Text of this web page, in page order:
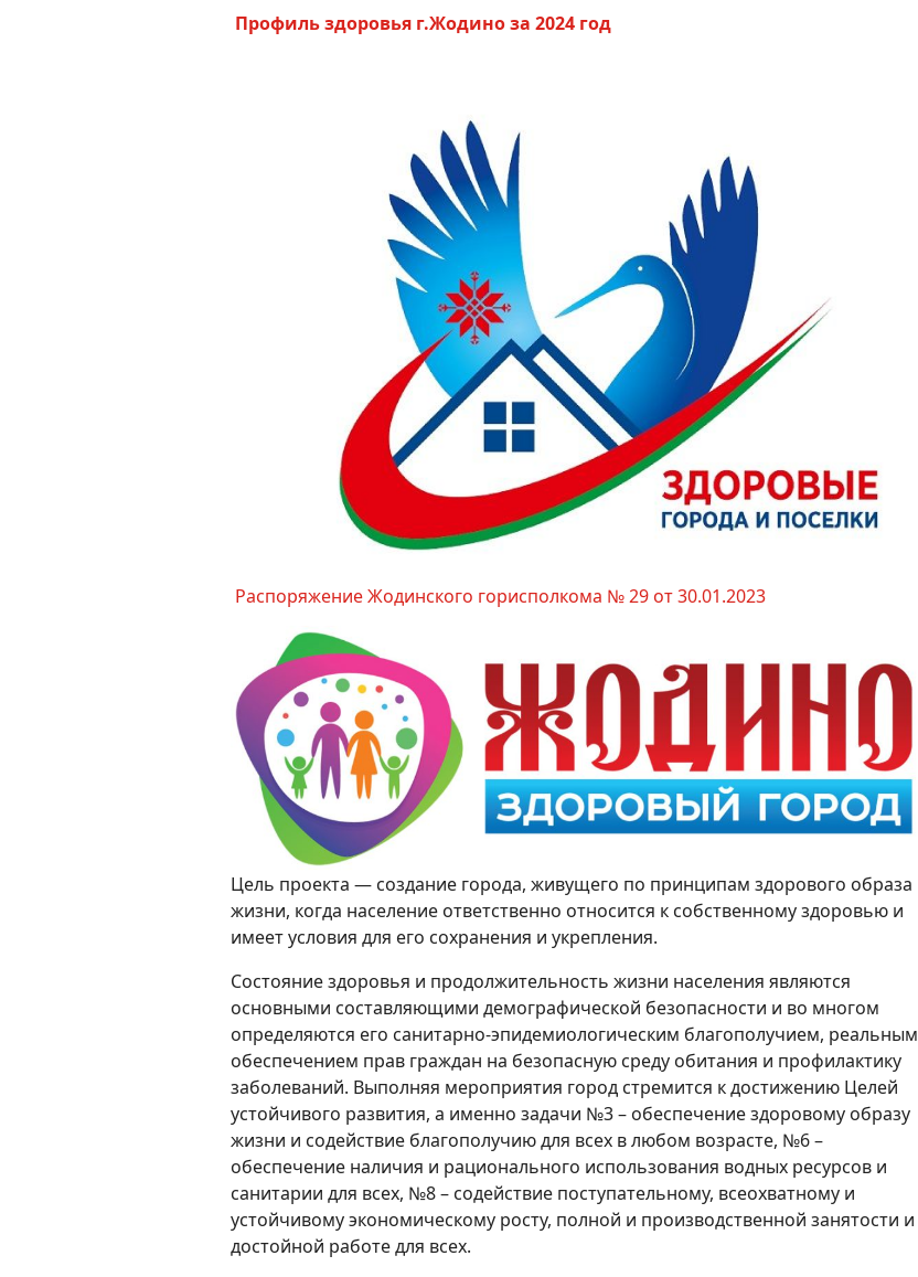
Профиль здоровья г.Жодино за 2024 год
Распоряжение Жодинского горисполкома № 29 от 30.01.2023
Цель проекта — создание города, живущего по принципам здорового образа
жизни, когда население ответственно относится к собственному здоровью и
имеет условия для его сохранения и укрепления.
Состояние здоровья и продолжительность жизни населения являются
основными составляющими демографической безопасности и во многом
определяются его санитарно-эпидемиологическим благополучием, реальным
обеспечением прав граждан на безопасную среду обитания и профилактику
заболеваний. Выполняя мероприятия город стремится к достижению Целей
устойчивого развития, а именно задачи №3 – обеспечение здоровому образу
жизни и содействие благополучию для всех в любом возрасте, №6 –
обеспечение наличия и рационального использования водных ресурсов и
санитарии для всех, №8 – содействие поступательному, всеохватному и
устойчивому экономическому росту, полной и производственной занятости и
достойной работе для всех.